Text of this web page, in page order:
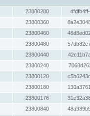
23800280
23800360
23800460
23800480
23800440
23800240
23800120
23800180
23800176
23800840